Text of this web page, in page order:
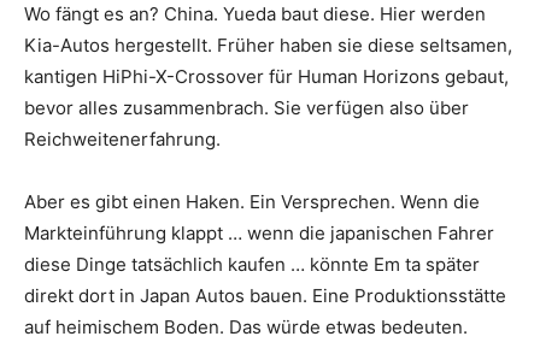
Wo fängt es an? China. Yueda baut diese. Hier werden
Kia-Autos hergestellt. Früher haben sie diese seltsamen,
kantigen HiPhi-X-Crossover für Human Horizons gebaut,
bevor alles zusammenbrach. Sie verfügen also über
Reichweitenerfahrung.
Aber es gibt einen Haken. Ein Versprechen. Wenn die
Markteinführung klappt … wenn die japanischen Fahrer
diese Dinge tatsächlich kaufen … könnte Em ta später
direkt dort in Japan Autos bauen. Eine Produktionsstätte
auf heimischem Boden. Das würde etwas bedeuten.